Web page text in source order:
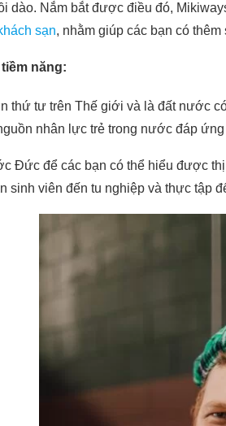
dào. Nắm bắt được điều đó,
sạn, nhằm giúp các bạn có
năng:
thứ tư trên Thế giới và là đất nước
nhân lực trẻ trong nước đáp
Đức để các bạn có thể hiểu được
sinh viên đến tu nghiệp và thực tập